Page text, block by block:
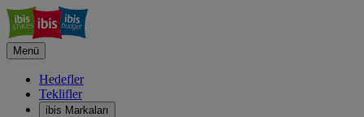
Menü
Hedefler
Teklifler
ibis Markaları